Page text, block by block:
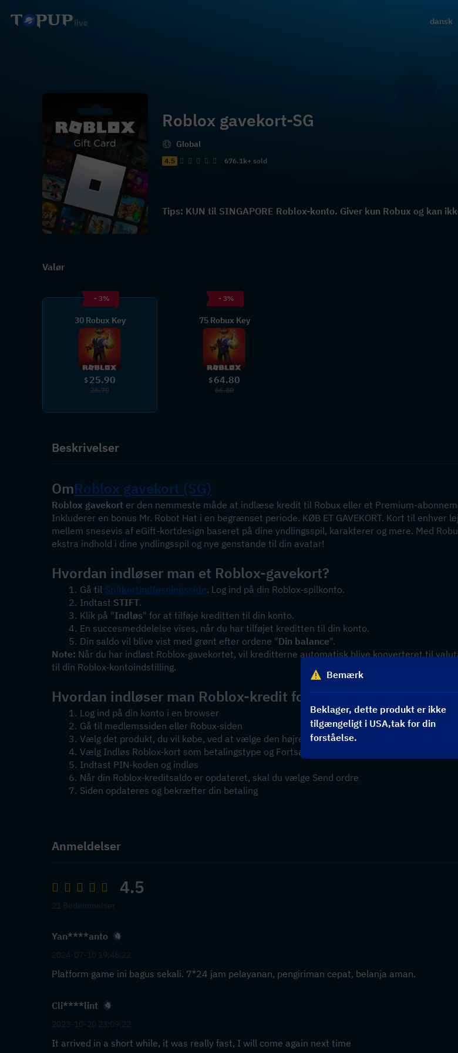
Bemærk
Beklager, dette produkt er ikke
tilgængeligt i USA,tak for din
forståelse.
dansk
Roblox gavekort-SG
Global
4.5 676.1k+ sold
Tips: KUN til SINGAPORE Roblox-konto. Giver kun Robux og kan
Valør
- 3%
30 Robux Key
$ 25.90
26.70
- 3%
75 Robux Key
$ 64.80
66.80
Beskrivelser
OmRoblox gavekort (SG)
Roblox gavekort er den nemmeste måde at indlæse kredit til Robux eller et Premium-
Inkluderer en bonus Mr. Robot Hat i en begrænset periode. KØB ET GAVEKORT. Kort til enhver
mellem snesevis af eGift-kortdesign baseret på dine yndlingsspil, karakterer og mere. Med
ekstra indhold i dine yndlingsspil og nye genstande til din avatar!
Hvordan indløser man et Roblox-gavekort?
Gå til Spilkortindløsningsside. Log ind på din Roblox-spilkonto.
Indtast STIFT.
Klik på "Indløs" for at tilføje kreditten til din konto.
En succesmeddelelse vises, når du har tilføjet kreditten til din konto.
Din saldo vil blive vist med grønt efter ordene "Din balance".
Note: Når du har indløst Roblox-gavekortet, vil kreditterne automatisk blive konverteret til
til din Roblox-kontoindstilling.
Hvordan indløser man Roblox-kredit for at betale for et køb?
Log ind på din konto i en browser
Gå til medlemssiden eller Robux-siden
Vælg det produkt, du vil købe, ved at vælge den højre knap
Vælg Indløs Roblox-kort som betalingstype og Fortsæt
Indtast PIN-koden og indløs
Når din Roblox-kreditsaldo er opdateret, skal du vælge Send ordre
Siden opdateres og bekræfter din betaling
Anmeldelser
4.5
Yan****anto
Platform game ini bagus sekali. 7*24 jam pelayanan, pengiriman cepat, belanja aman.
Cli****lint
It arrived in a short while, it was really fast, I will come again next time